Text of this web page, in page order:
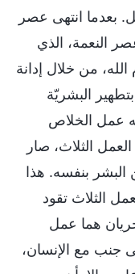
بعدما انتهى عصر
النعمة، الذي
الله، من خلال إدانة
البشريّة
عمل الخلاص
الثلاث، صار
البشر بنفسه. هذا
الثلاث تقود
هما عمل
جنب مع الإنسان،